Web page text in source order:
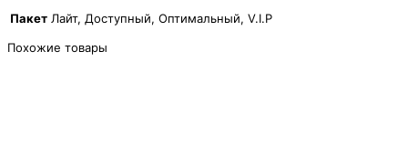
Пакет Лайт, Доступный, Оптимальный, V.I.P
Похожие товары